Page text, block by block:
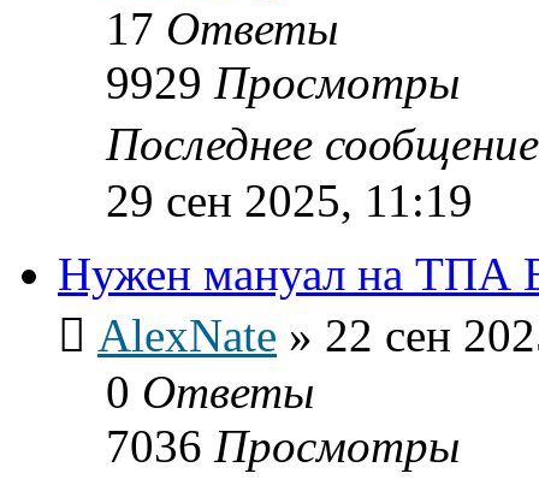
17 Ответы
9929 Просмотры
Последнее
29 сен 2025, 11:19
Нужен мануал на ТПА
AlexNate » 22 сен
0 Ответы
7036 Просмотры